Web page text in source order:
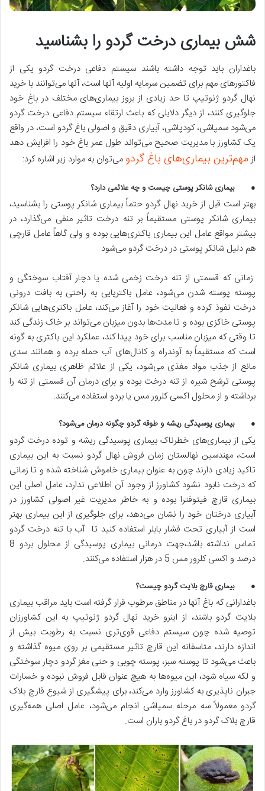
شش بیماری درخت گردو را بشناسید
باغداران باید توجه داشته باشند سیستم دفاعی درخت گردو یکی از
فاکتورهای مهم برای تضمین سرمایه اولیه آنها است، آنها می‌توانند با خرید
نهال گردو ژنوتیپ تا حد زیادی از بروز بیماری‌های مختلف در باغ خود
جلوگیری کنند، از دیگر دلایلی که باعث ارتقاء سیستم دفاعی درخت گردو
می‌شود سمپاشی، کودپاشی، آبیاری دقیق و اصولی باغ گردو است، در واقع
یک کشاورز با مدیریت صحیح می‌تواند طول عمر باغ خود را افزایش دهد
ازمهم‌ترین بیماری‌های باغ گردو می‌توان به موارد زیر اشاره کرد:
● بیماری شانکر پوستی چیست و چه علائمی دارد؟
بهتر است قبل از خرید نهال گردو حتماً بیماری شانکر پوستی را بشناسید،
بیماری شانکر پوستی مستقیماً بر تنه درخت تاثیر منفی می‌گذارد، در
بیشتر مواقع عامل این بیماری باکتری‌هایی بوده و ولی گاهاً عامل قارچی
هم دلیل شانکر پوستی در درخت گردو می‌شود.
زمانی که قسمتی از تنه درخت زخمی شده یا دچار آفتاب سوختگی و
پوسته پوسته شدن می‌شود، عامل باکتریایی به راحتی به بافت درونی
درخت نفوذ کرده و فعالیت خود را آغاز می‌کند، عامل باکتری‌هایی شانکر
پوستی خاکزی بوده و تا مدت‌ها بدون میزبان می‌تواند بر خاک زندگی کند
تا وقتی که میزبان مناسب برای خود پیدا کند، عملکرد این باکتری به گونه
است که مستقیماً به آوندراه‌ و کانال‌های آب حمله برده و همانند سدی
مانع از جذب مواد مغذی می‌شود، یکی از علائم ظاهری بیماری شانکر
پوستی ترشح شیره از تنه درخت بوده و برای درمان آن قسمتی از تنه را
برداشته و از محلول اکسی کلرور مس یا بردو استفاده می‌کنند.
● بیماری پوسیدگی ریشه و طوقه گردو چگونه درمان می‌شود؟
یکی از بیماری‌های خطرناک بیماری پوسیدگی ریشه و توده درخت گردو
است، مهندسین نهالستان زمان فروش نهال گردو نسبت به این بیماری
تاکید زیادی دارند چون به عنوان بیماری خاموش شناخته شده و تا زمانی
که درخت نابود نشود کشاورز از وجود آن اطلاعی ندارد، عامل اصلی این
بیماری قارچ فیتوفترا بوده و به خاطر مدیریت غیر اصولی کشاورز در
آبیاری درختان خود را نشان می‌دهد، برای جلوگیری از این بیماری بهتر
است از آبیاری تحت فشار بابلر استفاده کنید تا آب با تنه درخت گردو
تماس نداشته باشد،جهت درمانی بیماری پوسیدگی از محلول بردو 8
درصد و اکسی کلرور مس 5 در هزار استفاده می‌کنند.
● بیماری قارچ بلایت گردو چیست؟
باغدارانی که باغ آنها در مناطق مرطوب قرار گرفته است باید مراقب بیماری
بلایت گردو باشند، از اینرو خرید نهال گردو ژنوتیپ به این کشاورزان
توصیه شده چون سیستم دفاعی قوی‌تری نسبت به رطوبت بیش از
اندازه دارند، متاسفانه این قارچ تاثیر مستقیمی بر روی میوه گذاشته و
باعث می‌شود تا پوسته سبز، پوسته چوبی و حتی مغز گردو دچار سوختگی
و لکه سیاه شود، این میوه‌ها به هیچ عنوان قابل فروش نبوده و خسارات
جبران ناپذیری به کشاورز وارد می‌کند، برای پیشگیری از شیوع قارچ بلاک
گردو معمولاً سه مرحله سمپاشی انجام می‌شود، عامل اصلی همه‌گیری
قارچ بلاک گردو در باغ گردو باران است.